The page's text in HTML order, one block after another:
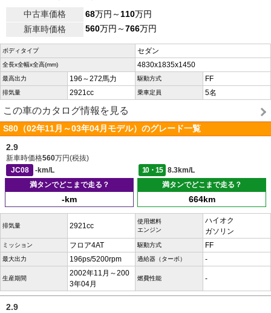
中古車価格
68万円～110万円
新車時価格
560万円～766万円
ボディタイプ セダン
全長x全幅x全高(mm) 4830x1835x1450
最高出力 196～272馬力 駆動方式 FF
排気量 2921cc 乗車定員 5名
この車のカタログ情報を見る
S80（02年11月～03年04月モデル）のグレード一覧
2.9
新車時価格560万円(税抜)
JC08
-km/L 10・15
8.3km/L
満タンでどこまで走る？
-km
満タンでどこまで走る？
664km
排気量 2921cc
使用燃料
エンジン
ハイオク
ガソリン
ミッション フロア4AT 駆動方式 FF
最大出力 196ps/5200rpm 過給器（ターボ） -
生産期間
2002年11月～200
3年04月
燃費性能 -
2.9